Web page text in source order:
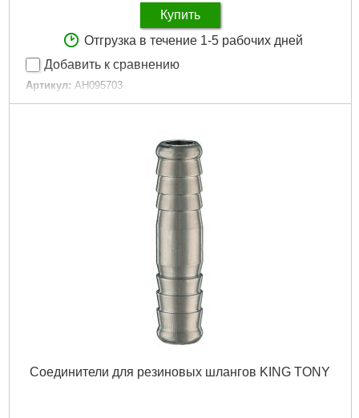
Купить
Отгрузка в течение 1-5 рабочих дней
Добавить к сравнению
Артикул: AH095703
Код товара: 23.19.59
Подробнее...
Соединители для резиновых шлангов KING TONY